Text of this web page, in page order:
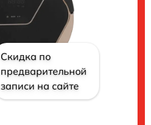
Скидка по
предварительной
записи на сайте